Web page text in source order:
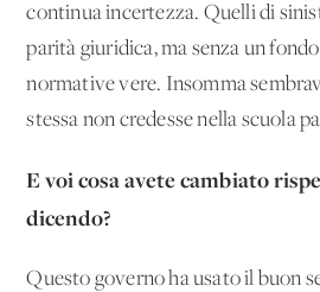
continua incertezza. Quelli di
parità giuridica, ma senza un
normative vere. Insomma
stessa non credesse nella scuola
E voi cosa avete cambiato
dicendo?
Questo governo ha usato il buon